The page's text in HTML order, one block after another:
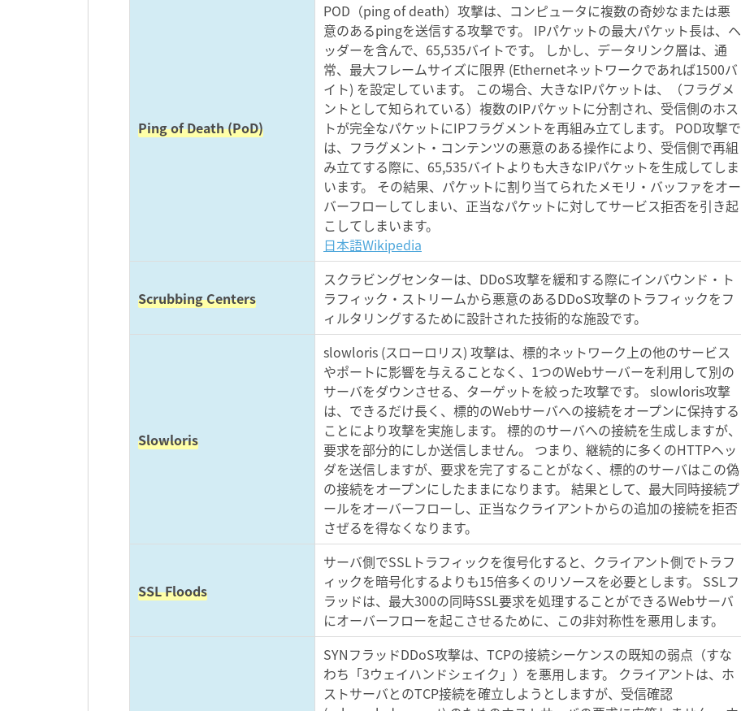
Ping of Death (PoD)
POD（ping of death）攻撃は、コンピュータに複数の奇妙なまたは悪
意のあるpingを送信する攻撃です。 IPパケットの最大パケット長は、ヘ
ッダーを含んで、65,535バイトです。 しかし、データリンク層は、通
常、最大フレームサイズに限界 (Ethernetネットワークであれば1500バ
イト) を設定しています。 この場合、大きなIPパケットは、（フラグメ
ントとして知られている）複数のIPパケットに分割され、受信側のホス
トが完全なパケットにIPフラグメントを再組み立てします。 POD攻撃で
は、フラグメント・コンテンツの悪意のある操作により、受信側で再組
み立てする際に、65,535バイトよりも大きなIPパケットを生成してしま
います。 その結果、パケットに割り当てられたメモリ・バッファをオー
バーフローしてしまい、正当なパケットに対してサービス拒否を引き起
こしてしまいます。
日本語Wikipedia
Scrubbing Centers
スクラビングセンターは、DDoS攻撃を緩和する際にインバウンド・ト
ラフィック・ストリームから悪意のあるDDoS攻撃のトラフィックをフ
ィルタリングするために設計された技術的な施設です。
Slowloris
slowloris (スローロリス) 攻撃は、標的ネットワーク上の他のサービス
やポートに影響を与えることなく、1つのWebサーバーを利用して別の
サーバをダウンさせる、ターゲットを絞った攻撃です。 slowloris攻撃
は、できるだけ長く、標的のWebサーバへの接続をオープンに保持する
ことにより攻撃を実施します。 標的のサーバへの接続を生成しますが、
要求を部分的にしか送信しません。 つまり、継続的に多くのHTTPヘッ
ダを送信しますが、要求を完了することがなく、標的のサーバはこの偽
の接続をオープンにしたままになります。 結果として、最大同時接続プ
ールをオーバーフローし、正当なクライアントからの追加の接続を拒否
さぜるを得なくなります。
SSL Floods
サーバ側でSSLトラフィックを復号化すると、クライアント側でトラフ
ィックを暗号化するよりも15倍多くのリソースを必要とします。 SSLフ
ラッドは、最大300の同時SSL要求を処理することができるWebサーバ
にオーバーフローを起こさせるために、この非対称性を悪用します。
SYNフラッドDDoS攻撃は、TCPの接続シーケンスの既知の弱点（すな
わち「3ウェイハンドシェイク」）を悪用します。 クライアントは、ホ
ストサーバとのTCP接続を確立しようとしますが、受信確認